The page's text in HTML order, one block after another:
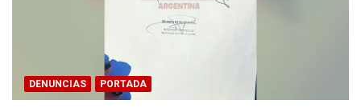
DENUNCIAS PORTADA